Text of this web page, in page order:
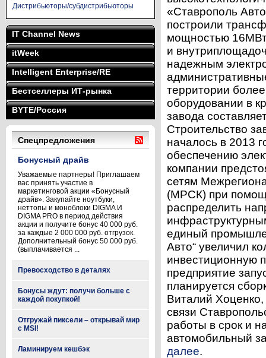
Дистрибьюторы/субдистрибьюторы
IT Channel News
itWeek
Intelligent Enterprise/RE
Бестселлеры ИТ-рынка
BYTE/Россия
Спецпредложения
Бонусный драйв
Уважаемые партнеры! Приглашаем
вас принять участие в
маркетинговой акции «Бонусный
драйв». Закупайте ноутбуки,
неттопы и моноблоки DIGMA И
DIGMA PRO в период действия
акции и получите бонус 40 000 руб.
за каждые 2 000 000 руб. отгрузок.
Дополнительный бонус 50 000 руб.
(выплачивается ...
Превосходство в деталях
Бонусы ждут: получи больше с
каждой покупкой!
Отгружай пиксели – открывай мир
с MSI!
Ламинируем кешбэк
«Ставрополь
построили
мощностью
и
надежным
территории
оборудовании в
завода
Строительство
началось в 2013
обеспечению
компании
сетям
(МРСК) при
распределить
единый
Авто“ увеличил
инвестиционную
предприятие
планируется
Виталий
связи
работы в срок и
автомобильный
далее.